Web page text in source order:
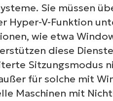
Sie müssen
Hyper-V-Funktion
wie etwa
diese
Sitzungsmodus
für solche mit
Maschinen mit